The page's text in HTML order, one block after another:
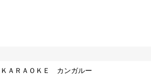
ＫＡＲＡＯＫＥ カンガルー